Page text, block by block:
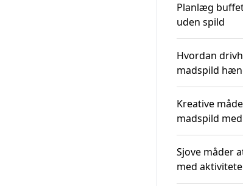
Planlæg
uden spild
Hvordan
madspild
Kreative
madspild
Sjove måder
med